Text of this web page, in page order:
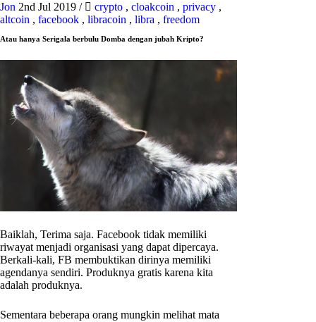
Jon 2nd Jul 2019 / crypto , cloakcoin , privacy ,
altcoin , facebook , libracoin , libra , freedom
Atau hanya Serigala berbulu Domba dengan jubah Kripto?
Baiklah, Terima saja. Facebook tidak memiliki
riwayat menjadi organisasi yang dapat dipercaya.
Berkali-kali, FB membuktikan dirinya memiliki
agendanya sendiri. Produknya gratis karena kita
adalah produknya.
Sementara beberapa orang mungkin melihat mata